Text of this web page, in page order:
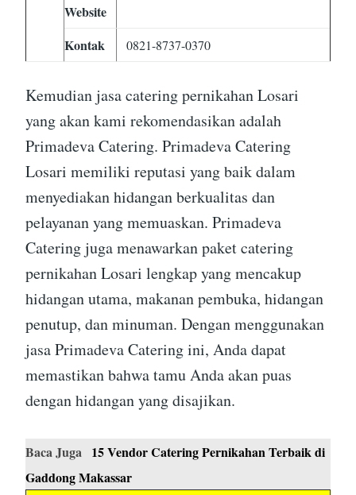
Website
Kontak
0821-8737-0370
Kemudian jasa catering pernikahan Losari
yang akan kami rekomendasikan adalah
Primadeva Catering. Primadeva Catering
Losari memiliki reputasi yang baik dalam
menyediakan hidangan berkualitas dan
pelayanan yang memuaskan. Primadeva
Catering juga menawarkan paket catering
pernikahan Losari lengkap yang mencakup
hidangan utama, makanan pembuka, hidangan
penutup, dan minuman. Dengan menggunakan
jasa Primadeva Catering ini, Anda dapat
memastikan bahwa tamu Anda akan puas
dengan hidangan yang disajikan.
Baca Juga 15 Vendor Catering Pernikahan Terbaik di
Gaddong Makassar